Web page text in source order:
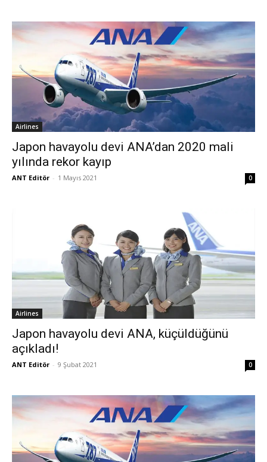
Airlines
Japon havayolu devi ANA’dan 2020 mali
yılında rekor kayıp
ANT Editör - 1 Mayıs 2021 0
Airlines
Japon havayolu devi ANA, küçüldüğünü
açıkladı!
ANT Editör - 9 Şubat 2021 0